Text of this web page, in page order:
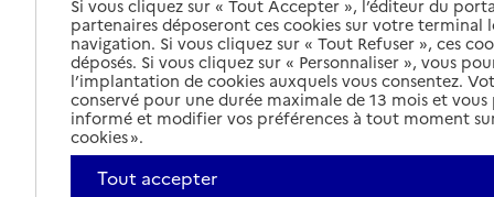
Si vous cliquez sur « Tout Accepter », l’éditeur du
partenaires déposeront ces cookies sur votre terminal
navigation. Si vous cliquez sur « Tout Refuser », ces
déposés. Si vous cliquez sur « Personnaliser », vous
l’implantation de cookies auxquels vous consentez.
conservé pour une durée maximale de 13 mois et
informé et modifier vos préférences à tout moment
cookies ».
Tout accepter